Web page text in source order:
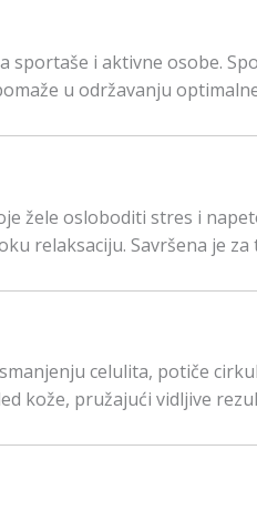
sportaše i aktivne osobe.
u održavanju
žele osloboditi stres i
relaksaciju. Savršena je
celulita, potiče
kože, pružajući vidljive